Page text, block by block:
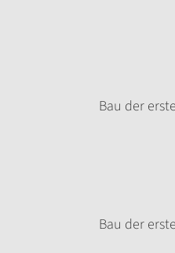
Bau der
Bau der